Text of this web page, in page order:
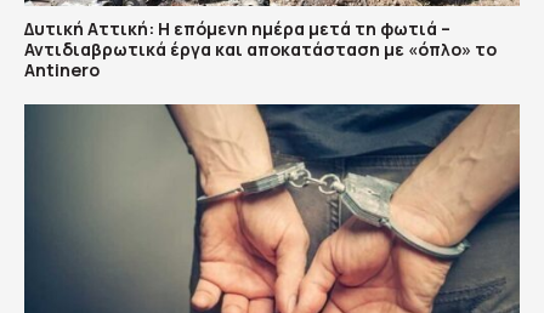
Δυτική Αττική: Η επόμενη ημέρα μετά τη φωτιά –
Αντιδιαβρωτικά έργα και αποκατάσταση με «όπλο» το
Antinero